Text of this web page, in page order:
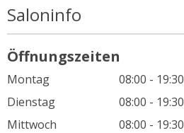
Saloninfo
Öffnungszeiten
Montag
08:00 - 19:30
Dienstag
08:00 - 19:30
Mittwoch
08:00 - 19:30